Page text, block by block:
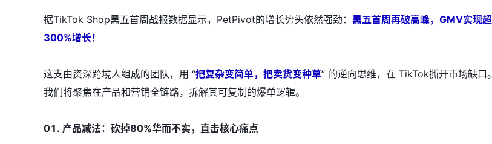
据TikTok Shop黑五首周战报数据显示，PetPivot的增长势头依然强劲： 黑五首周再破高峰，GMV实现超
300%增长！
这支由资深跨境人组成的团队，用 “把复杂变简单，把卖货变种草” 的逆向思维，在 TikTok撕开市场缺口。
我们将聚焦在产品和营销全链路，拆解其可复制的爆单逻辑。
01. 产品减法：砍掉80%华而不实，直击核心痛点